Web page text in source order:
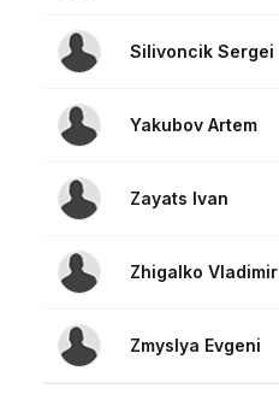
Silivoncik Sergei
Yakubov Artem
Zayats Ivan
Zhigalko Vladimir
Zmyslya Evgeni